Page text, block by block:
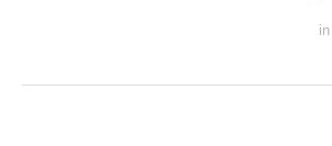
in